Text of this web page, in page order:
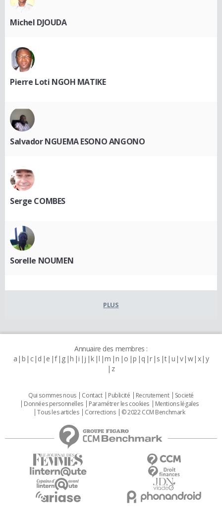
Michel DJOUDA
Pierre Loti NGOH MATIKE
Salvador NGUEMA ESONO ANGONO
Serge COMBES
Sorelle NOUMEN
PLUS
Annuaire des membres :
a b c d e f g h i j k l m n o p q r s t u v w x y
z
Qui sommes nous Contact Publicité Recrutement
Societé
Données personnelles
Paramétrer les cookies
Mentions légales
Tous les articles
Corrections © 2022 CCM Benchmark